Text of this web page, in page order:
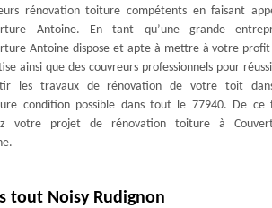
rénovation toiture compétents en faisant
Antoine. En tant qu’une grande
Antoine dispose et apte à mettre à votre profit
ainsi que des couvreurs professionnels pour
les travaux de rénovation de votre toit
condition possible dans tout le 77940. De ce
votre projet de rénovation toiture à
tout Noisy Rudignon